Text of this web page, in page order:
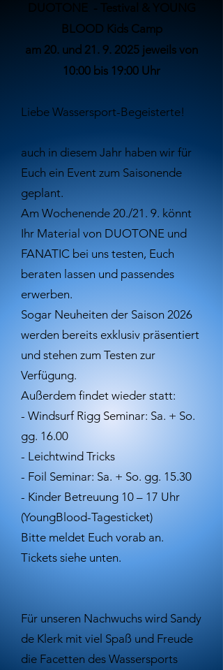
DUOTONE - Testival & YOUNG
BLOOD Kids Camp
am 20. und 21. 9. 2025 jeweils von
10:00 bis 19:00 Uhr
Liebe Wassersport-Begeisterte!
auch in diesem Jahr haben wir für
Euch ein Event zum Saisonende
geplant.
Am Wochenende 20./21. 9. könnt
Ihr Material von DUOTONE und
FANATIC bei uns testen, Euch
beraten lassen und passendes
erwerben.
Sogar Neuheiten der Saison 2026
werden bereits exklusiv präsentiert
und stehen zum Testen zur
Verfügung.
Außerdem findet wieder statt:
- Windsurf Rigg Seminar: Sa. + So.
gg. 16.00
- Leichtwind Tricks
- Foil Seminar: Sa. + So. gg. 15.30
- Kinder Betreuung 10 – 17 Uhr
(YoungBlood-Tagesticket)
Bitte meldet Euch vorab an.
Tickets siehe unten.
Für unseren Nachwuchs wird Sandy
de Klerk mit viel Spaß und Freude
die Facetten des Wassersports